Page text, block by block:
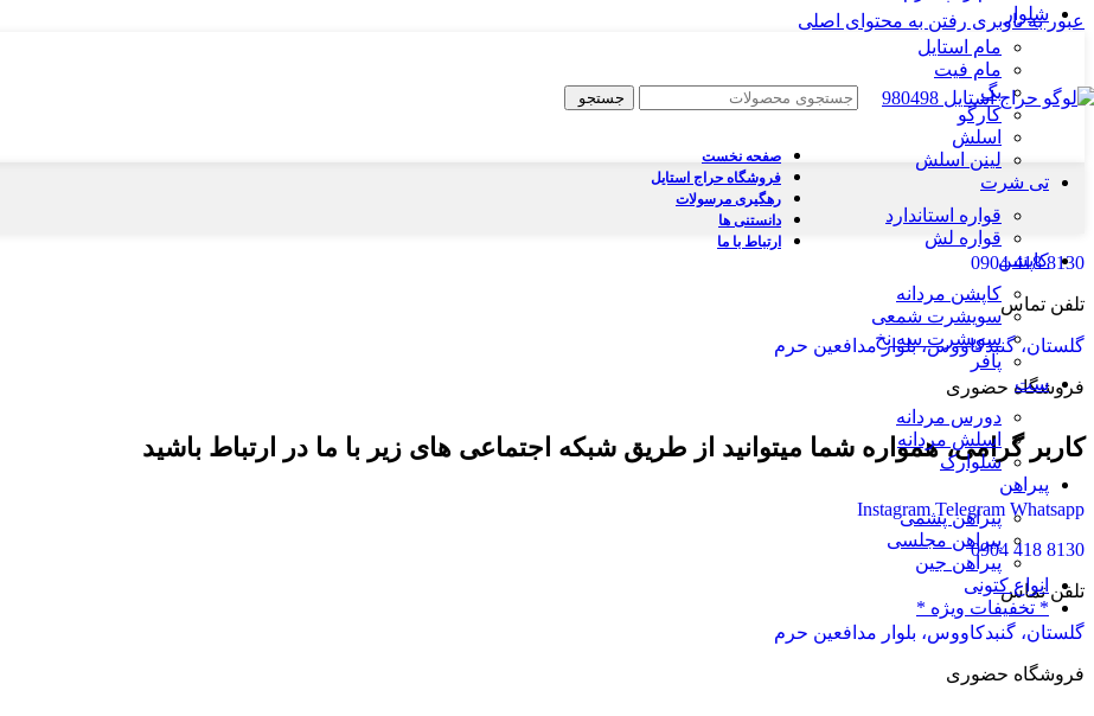
عبور به ناوبری رفتن به محتوای اصلی
جستجو
شلوار
مام استایل
مام فیت
بگ
کارگو
اسلش
لینن اسلش
تی شرت
قواره استاندارد
قواره لش
کاپشن
کاپشن مردانه
سویشرت شمعی
سویشرت سه نخ
پافر
ست
دورس مردانه
اسلش مردانه
شلوارک
پیراهن
پیراهن پشمی
پیراهن مجلسی
پیراهن جین
انواع کتونی
* تخفیفات ویژه *
صفحه نخست
فروشگاه حراج استایل
رهگیری مرسولات
دانستنی ها
ارتباط با ما
8130 418 0904
تلفن تماس
گلستان، گنبدکاووس، بلوار مدافعین حرم
فروشگاه حضوری
کاربر گرامی، همواره شما میتوانید از طریق شبکه اجتماعی های زیر با ما در ارتباط باشید
Instagram Telegram Whatsapp
8130 418 0904
تلفن تماس
گلستان، گنبدکاووس، بلوار مدافعین حرم
فروشگاه حضوری